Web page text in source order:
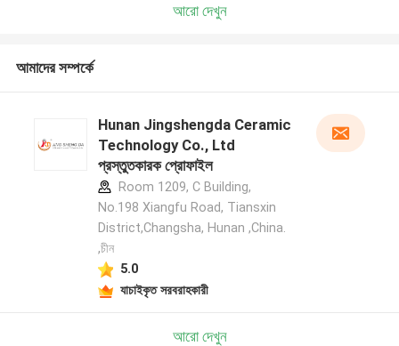
আরো দেখুন
আমাদের সম্পর্কে
Hunan Jingshengda Ceramic
Technology Co., Ltd
প্রস্তুতকারক প্রোফাইল
Room 1209, C Building,
No.198 Xiangfu Road, Tiansxin
District,Changsha, Hunan ,China.
,চীন
5.0
যাচাইকৃত সরবরাহকারী
আরো দেখুন